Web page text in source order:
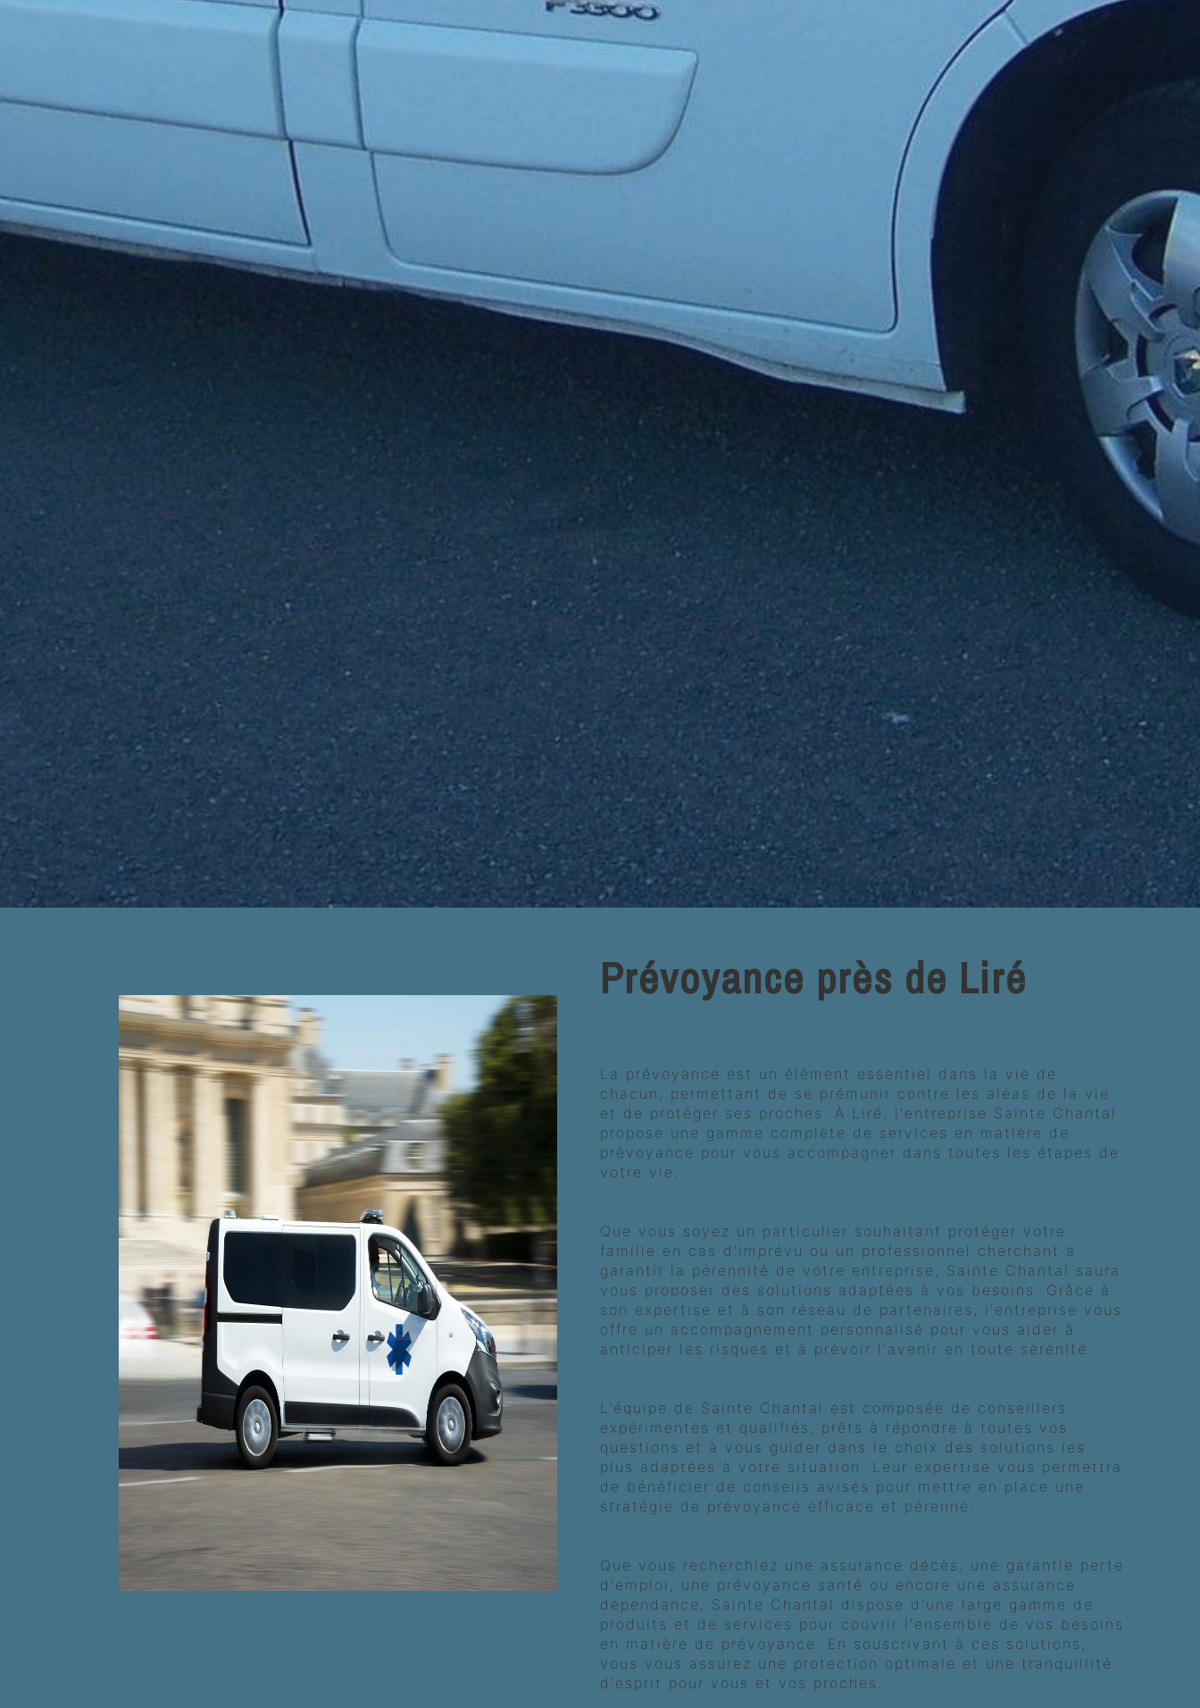
Prévoyance près de Liré
La prévoyance est un élément essentiel dans la vie de
chacun, permettant de se prémunir contre les aléas de la vie
et de protéger ses proches. À Liré, l'entreprise Sainte Chantal
propose une gamme complète de services en matière de
prévoyance pour vous accompagner dans toutes les étapes de
votre vie.
Que vous soyez un particulier souhaitant protéger votre
famille en cas d'imprévu ou un professionnel cherchant à
garantir la pérennité de votre entreprise, Sainte Chantal saura
vous proposer des solutions adaptées à vos besoins. Grâce à
son expertise et à son réseau de partenaires, l'entreprise vous
offre un accompagnement personnalisé pour vous aider à
anticiper les risques et à prévoir l'avenir en toute sérénité.
L'équipe de Sainte Chantal est composée de conseillers
expérimentés et qualifiés, prêts à répondre à toutes vos
questions et à vous guider dans le choix des solutions les
plus adaptées à votre situation. Leur expertise vous permettra
de bénéficier de conseils avisés pour mettre en place une
stratégie de prévoyance efficace et pérenne.
Que vous recherchiez une assurance décès, une garantie perte
d'emploi, une prévoyance santé ou encore une assurance
dépendance, Sainte Chantal dispose d'une large gamme de
produits et de services pour couvrir l'ensemble de vos besoins
en matière de prévoyance. En souscrivant à ces solutions,
vous vous assurez une protection optimale et une tranquillité
d'esprit pour vous et vos proches.